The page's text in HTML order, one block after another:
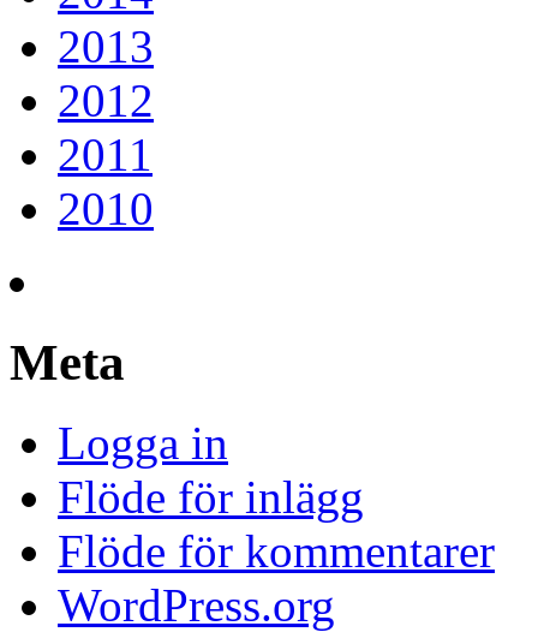
2013
2012
2011
2010
Meta
Logga in
Flöde för inlägg
Flöde för kommentarer
WordPress.org